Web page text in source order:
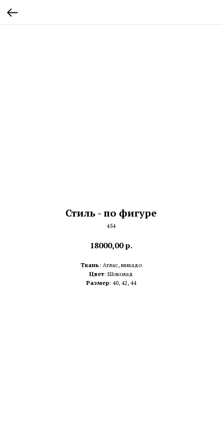
Стиль - по фигуре
454
18000,00р.
Ткань : Атлас, микадо
Цвет: Шоколад
Размер: 40, 42, 44